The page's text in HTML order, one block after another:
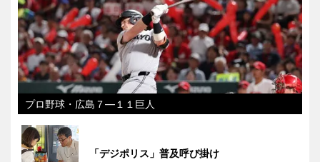
プロ野球・広島７―１１巨人
「デジポリス」普及呼び掛け